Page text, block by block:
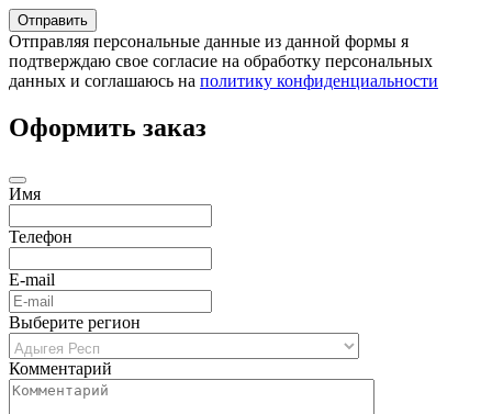
Отправляя персональные данные из данной формы я
подтверждаю свое согласие на обработку персональных
данных и соглашаюсь на политику конфиденциальности
Оформить заказ
Имя
Телефон
E-mail
Выберите регион
Комментарий